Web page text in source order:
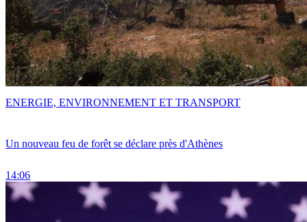
Un nouveau feu de forêt se déclare près d'Athènes
14:06
ENERGIE, ENVIRONNEMENT ET TRANSPORT